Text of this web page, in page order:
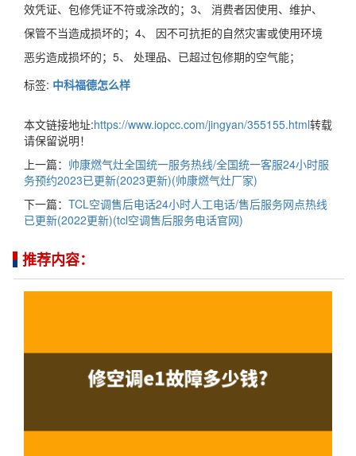
效凭证、包修凭证不符或涂改的；3、 消费者因使用、维护、
保管不当造成损坏的；4、 因不可抗拒的自然灾害或使用环境
恶劣造成损坏的；5、 处理品、已超过包修期的空气能；
标签: 中科福德怎么样
本文链接地址:https://www.iopcc.com/jingyan/355155.html转载
请保留说明！
上一篇： 帅康燃气灶全国统一服务热线/全国统一客服24小时服
务预约2023已更新(2023更新)(帅康燃气灶厂家)
下一篇： TCL空调售后电话24小时人工电话/售后服务网点热线
已更新(2022更新)(tcl空调售后服务电话官网)
推荐内容：